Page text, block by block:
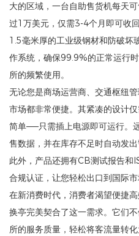
大的区域，一台自助售货机每天
过1万美元，仅需3-4个月即可收
1.5毫米厚的工业级钢材和防破
作系统，确保99.9%的正常运行
所的频繁使用。
无论您是商场运营商、交通枢纽
市场都非常便捷。其紧凑的设计
简单——只需插上电源即可运行。
售数据，并在库存不足时自动发
此外，产品还拥有CB测试报告
合规认证，让您轻松出口到国际市
在新消费时代，消费者渴望便捷
换亭完美契合了这一需求。它们
所的服务质量，轻松将客流量转